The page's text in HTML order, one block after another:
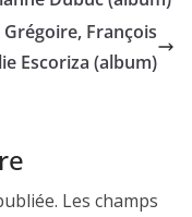
Grégoire, François
Escoriza (album)
Les champs